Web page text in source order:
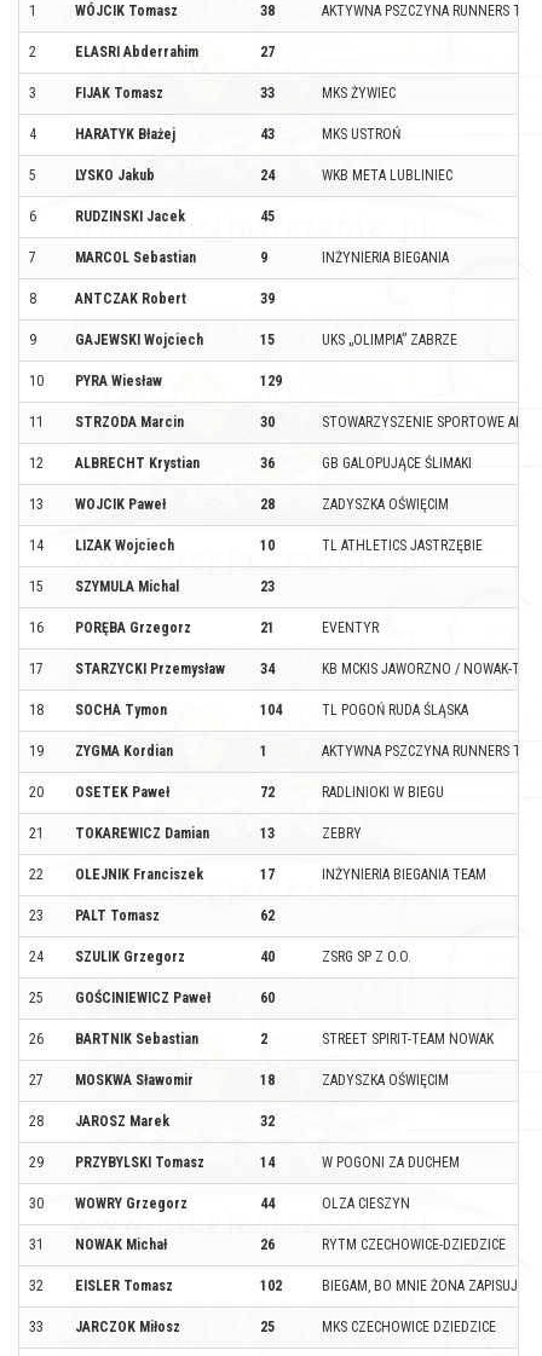
1 WÓJCIK Tomasz 38 AKTYWNA PSZCZYNA RUNNERS
2 ELASRI Abderrahim 27
3 FIJAK Tomasz 33 MKS ŻYWIEC
4 HARATYK Błażej 43 MKS USTROŃ
5 LYSKO Jakub 24 WKB META LUBLINIEC
6 RUDZINSKI Jacek 45
7 MARCOL Sebastian 9 INŻYNIERIA BIEGANIA
8 ANTCZAK Robert 39
9 GAJEWSKI Wojciech 15 UKS „OLIMPIA” ZABRZE
10 PYRA Wiesław 129
11 STRZODA Marcin 30 STOWARZYSZENIE SPORTOWE
12 ALBRECHT Krystian 36 GB GALOPUJĄCE ŚLIMAKI
13 WOJCIK Paweł 28 ZADYSZKA OŚWIĘCIM
14 LIZAK Wojciech 10 TL ATHLETICS JASTRZĘBIE
15 SZYMULA Michal 23
16 PORĘBA Grzegorz 21 EVENTYR
17 STARZYCKI Przemysław 34 KB MCKIS JAWORZNO / NOWAK-
18 SOCHA Tymon 104 TL POGOŃ RUDA ŚLĄSKA
19 ZYGMA Kordian 1 AKTYWNA PSZCZYNA RUNNERS
20 OSETEK Paweł 72 RADLINIOKI W BIEGU
21 TOKAREWICZ Damian 13 ZEBRY
22 OLEJNIK Franciszek 17 INŻYNIERIA BIEGANIA TEAM
23 PALT Tomasz 62
24 SZULIK Grzegorz 40 ZSRG SP Z O.O.
25 GOŚCINIEWICZ Paweł 60
26 BARTNIK Sebastian 2 STREET SPIRIT-TEAM NOWAK
27 MOSKWA Sławomir 18 ZADYSZKA OŚWIĘCIM
28 JAROSZ Marek 32
29 PRZYBYLSKI Tomasz 14 W POGONI ZA DUCHEM
30 WOWRY Grzegorz 44 OLZA CIESZYN
31 NOWAK Michał 26 RYTM CZECHOWICE-DZIEDZICE
32 EISLER Tomasz 102 BIEGAM, BO MNIE ŻONA ZAPISUJE
33 JARCZOK Miłosz 25 MKS CZECHOWICE DZIEDZICE